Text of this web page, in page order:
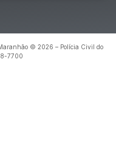
© 2026 – Polícia Civil do
7700